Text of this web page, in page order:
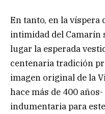
En tanto, en la víspera
intimidad del Camarín
lugar la esperada
centenaria tradición
imagen original de la
hace más de 400
indumentaria para